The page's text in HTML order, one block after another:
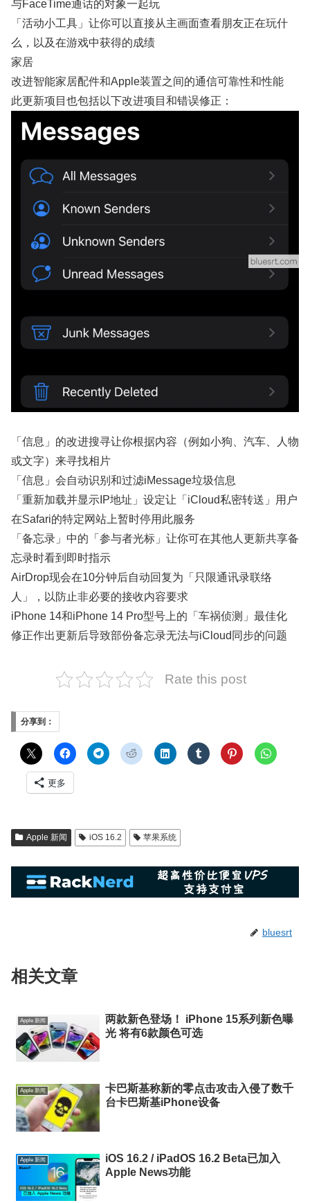
与FaceTime通话的对象一起玩
「活动小工具」让你可以直接从主画面查看朋友正在玩什
么，以及在游戏中获得的成绩
家居
改进智能家居配件和Apple装置之间的通信可靠性和性能
此更新项目也包括以下改进项目和错误修正：
「信息」的改进搜寻让你根据内容（例如小狗、汽车、人物
或文字）来寻找相片
「信息」会自动识别和过滤iMessage垃圾信息
「重新加载并显示IP地址」设定让「iCloud私密转送」用户
在Safari的特定网站上暂时停用此服务
「备忘录」中的「参与者光标」让你可在其他人更新共享备
忘录时看到即时指示
AirDrop现会在10分钟后自动回复为「只限通讯录联络
人」，以防止非必要的接收内容要求
iPhone 14和iPhone 14 Pro型号上的「车祸侦测」最佳化
修正作出更新后导致部份备忘录无法与iCloud同步的问题
Rate this post
分享到：
更多
Apple 新闻 iOS 16.2 苹果系统
bluesrt
相关文章
Apple 新闻
两款新色登场！ iPhone 15系列新色曝
光 将有6款颜色可选
Apple 新闻
卡巴斯基称新的零点击攻击入侵了数千
台卡巴斯基iPhone设备
Apple 新闻
iOS 16.2 / iPadOS 16.2 Beta已加入
Apple News功能